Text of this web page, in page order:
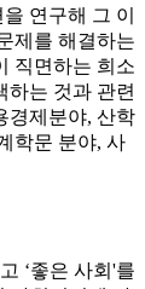
연구해 그 이
제를 해결하는
직면하는 희소
하는 것과 관련
경제분야, 산학
학문 분야, 사
‘좋은 사회'를